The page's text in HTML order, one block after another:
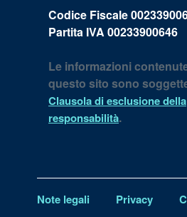
Codice Fiscale
Partita IVA 00233900646
Le informazioni
questo sito sono
Clausola di esclusione della
responsabilità.
Note legali Privacy